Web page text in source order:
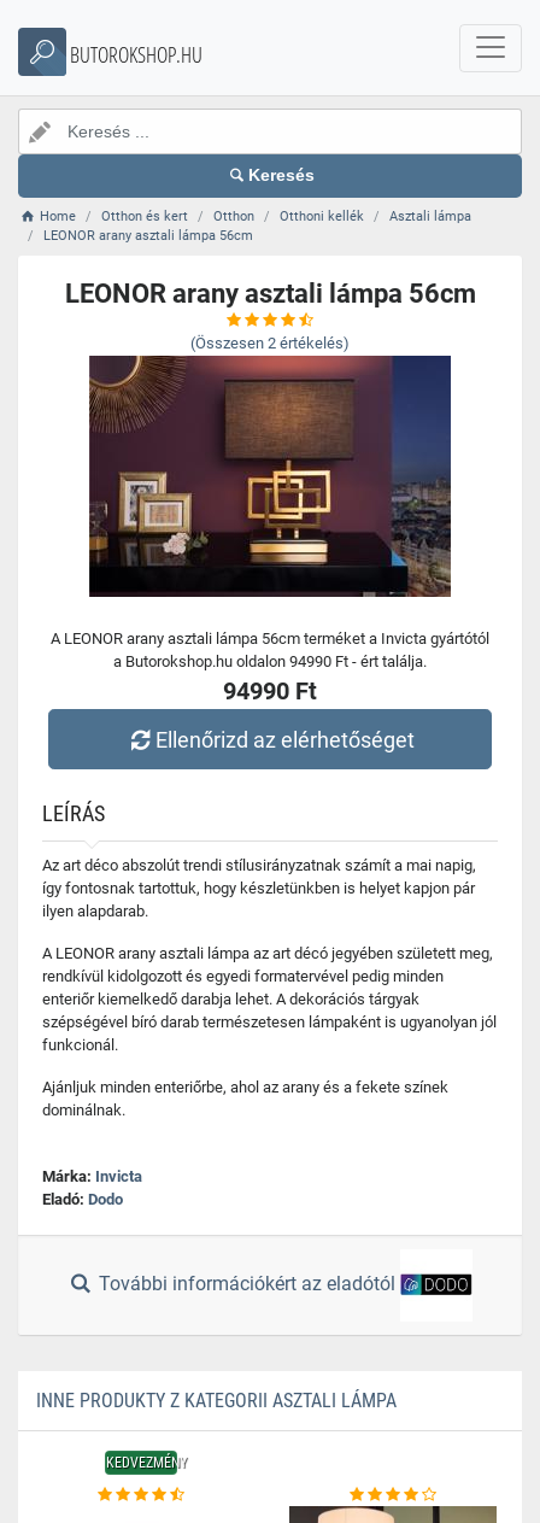
BUTOROKSHOP.HU
Keresés
Home Otthon és kert Otthon Otthoni kellék
Asztali lámpa
LEONOR arany asztali lámpa 56cm
LEONOR arany asztali lámpa 56cm
(Összesen 2 értékelés)
A LEONOR arany asztali lámpa 56cm terméket a Invicta gyártótól
a Butorokshop.hu oldalon 94990 Ft - ért találja.
94990 Ft
Ellenőrizd az elérhetőséget
LEÍRÁS
Az art déco abszolút trendi stílusirányzatnak számít a mai napig,
így fontosnak tartottuk, hogy készletünkben is helyet kapjon pár
ilyen alapdarab.
A LEONOR arany asztali lámpa az art décó jegyében született meg,
rendkívül kidolgozott és egyedi formatervével pedig minden
enteriőr kiemelkedő darabja lehet. A dekorációs tárgyak
szépségével bíró darab természetesen lámpaként is ugyanolyan jól
funkcionál.
Ajánljuk minden enteriőrbe, ahol az arany és a fekete színek
dominálnak.
Márka: Invicta
Eladó: Dodo
További információkért az eladótól
INNE PRODUKTY Z KATEGORII ASZTALI LÁMPA
KEDVEZMÉNY